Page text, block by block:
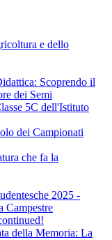
e dello
Scoprendo il
dei Semi
5C dell'Istituto
dei Campionati
che fa la
2025 -
Campestre
della Memoria: La